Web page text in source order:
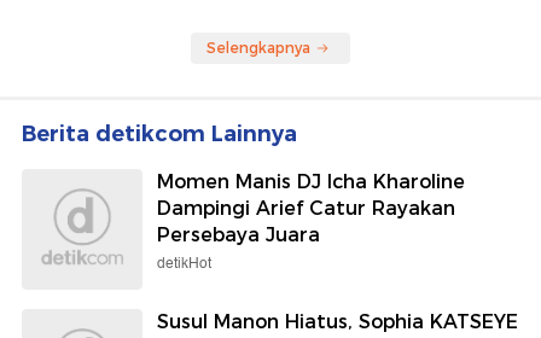
Selengkapnya
Berita detikcom Lainnya
Momen Manis DJ Icha Kharoline
Dampingi Arief Catur Rayakan
Persebaya Juara
detikHot
Susul Manon Hiatus, Sophia KATSEYE